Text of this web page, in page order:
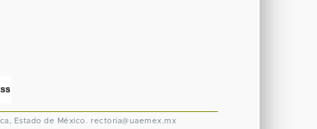
Estado de México. rectoria@uaemex.mx